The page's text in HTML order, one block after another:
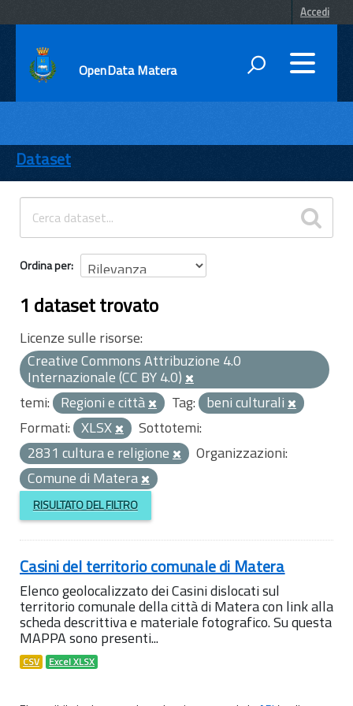
Accedi
OpenData Matera
ENTI
TEMI
INFORMAZIONI
Dataset
Ordina per
1 dataset trovato
Licenze sulle risorse:
Creative Commons Attribuzione 4.0
Internazionale (CC BY 4.0)
temi: Regioni e città Tag: beni culturali
Formati: XLSX
Sottotemi:
2831 cultura e religione
Organizzazioni:
Comune di Matera
RISULTATO DEL FILTRO
Casini del territorio comunale di Matera
Elenco geolocalizzato dei Casini dislocati sul
territorio comunale della città di Matera con link alla
scheda descrittiva e materiale fotografico. Su questa
MAPPA sono presenti...
CSV Excel XLSX